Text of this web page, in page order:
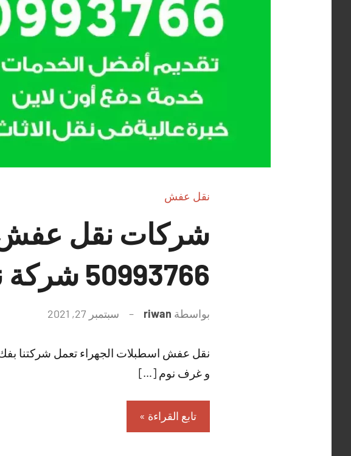
نقل عفش
شركات نقل عفش
50993766 شركة نقل اثاث الكويت
بواسطة riwan سبتمبر 27, 2021
تعليقات
نقل عفش اسطبلات الجهراء تعمل شركتنا بفك ،
و غرف نوم […]
تابع القراءة